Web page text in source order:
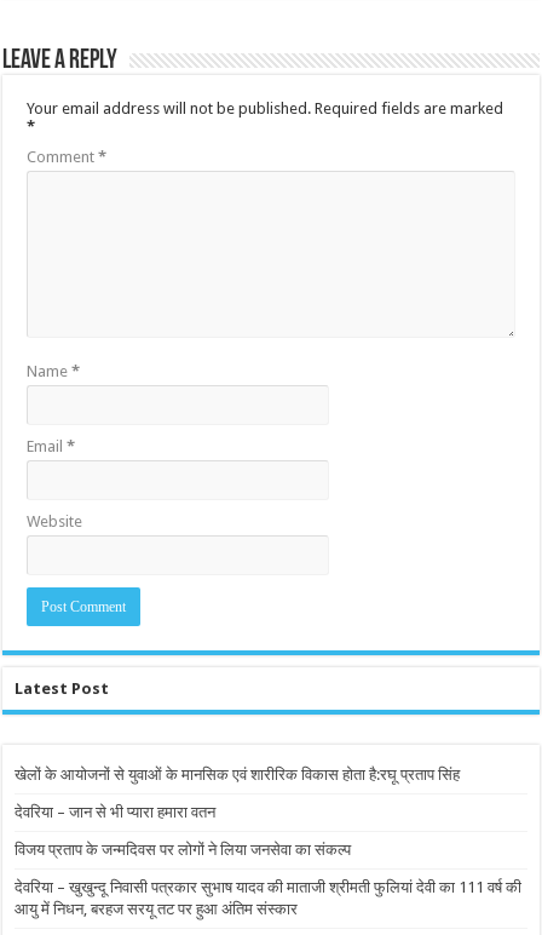
Leave a Reply
Your email address will not be published. Required fields are marked
*
Comment*
Name*
Email*
Website
Latest Post
खेलों के आयोजनों से युवाओं के मानसिक एवं शारीरिक विकास होता है:रघू प्रताप सिंह
देवरिया – जान से भी प्यारा हमारा वतन
विजय प्रताप के जन्मदिवस पर लोगों ने लिया जनसेवा का संकल्प
देवरिया – खुखुन्दू निवासी पत्रकार सुभाष यादव की माताजी श्रीमती फुलियां देवी का 111 वर्ष की
आयु में निधन, बरहज सरयू तट पर हुआ अंतिम संस्कार